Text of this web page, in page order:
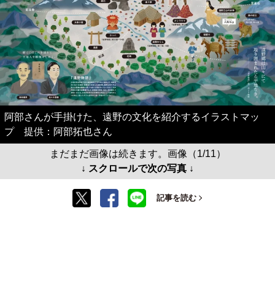
阿部さんが手掛けた、遠野の文化を紹介するイラストマッ
プ 提供：阿部拓也さん
まだまだ画像は続きます。画像（1/11）
↓ スクロールで次の写真 ↓
記事を読む